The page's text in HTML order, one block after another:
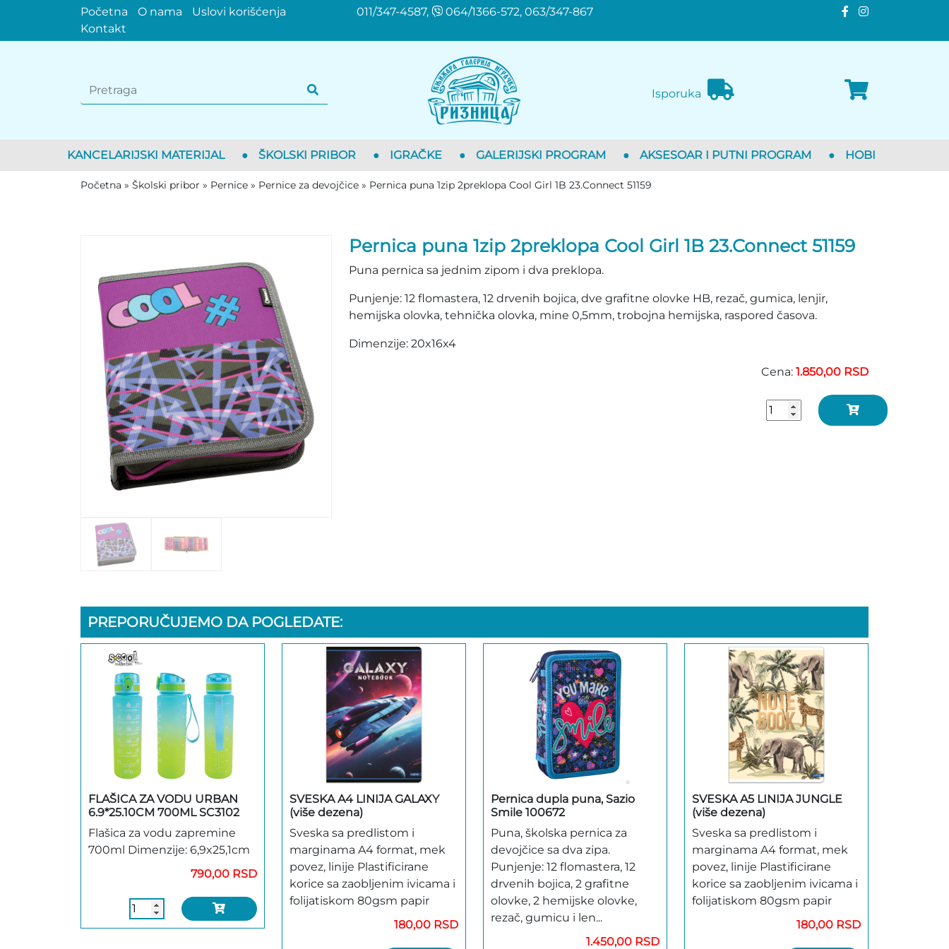
Početna O nama
Uslovi korišćenja
Kontakt
011/347-4587, 064/1366-572, 063/347-867
Isporuka
KANCELARIJSKI MATERIJAL ● ŠKOLSKI PRIBOR ● IGRAČKE ● GALERIJSKI PROGRAM ● AKSESOAR I PUTNI PROGRAM ● HOBI
Početna » Školski pribor » Pernice » Pernice za devojčice » Pernica puna 1zip 2preklopa Cool Girl 1B 23.Connect 51159
Pernica puna 1zip 2preklopa Cool Girl 1B 23.Connect 51159
Puna pernica sa jednim zipom i dva preklopa.
Punjenje: 12 flomastera, 12 drvenih bojica, dve grafitne olovke HB, rezač, gumica, lenjir,
hemijska olovka, tehnička olovka, mine 0,5mm, trobojna hemijska, raspored časova.
Dimenzije: 20x16x4
Cena: 1.850,00 RSD
PREPORUČUJEMO DA POGLEDATE:
FLAŠICA ZA VODU URBAN
6.9*25.10CM 700ML SC3102
Flašica za vodu zapremine
700ml Dimenzije: 6,9x25,1cm
790,00 RSD
SVESKA A4 LINIJA GALAXY
(više dezena)
Sveska sa predlistom i
marginama A4 format, mek
povez, linije Plastificirane
korice sa zaobljenim ivicama i
folijatiskom 80gsm papir
180,00 RSD
Pernica dupla puna, Sazio
Smile 100672
Puna, školska pernica za
devojčice sa dva zipa.
Punjenje: 12 flomastera, 12
drvenih bojica, 2 grafitne
olovke, 2 hemijske olovke,
rezač, gumicu i len...
1.450,00 RSD
SVESKA A5 LINIJA JUNGLE
(više dezena)
Sveska sa predlistom i
marginama A4 format, mek
povez, linije Plastificirane
korice sa zaobljenim ivicama i
folijatiskom 80gsm papir
180,00 RSD